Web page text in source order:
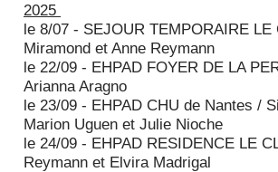
2025
le 8/07 - SEJOUR TEMPORAIRE
Miramond et Anne Reymann
le 22/09 - EHPAD FOYER DE LA
Arianna Aragno
le 23/09 - EHPAD CHU de Nantes /
Marion Uguen et Julie Nioche
le 24/09 - EHPAD RESIDENCE LE
Reymann et Elvira Madrigal